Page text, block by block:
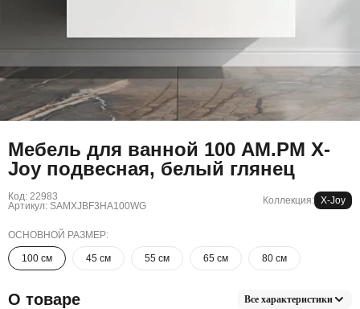
Мебель для ванной 100 AM.PM X-
Joy подвесная, белый глянец
Код: 22983
Артикул: SAMXJBF3HA100WG
Коллекция: X-Joy
ОСНОВНОЙ РАЗМЕР:
100 см 45 см 55 см 65 см 80 см
О товаре Все характеристики